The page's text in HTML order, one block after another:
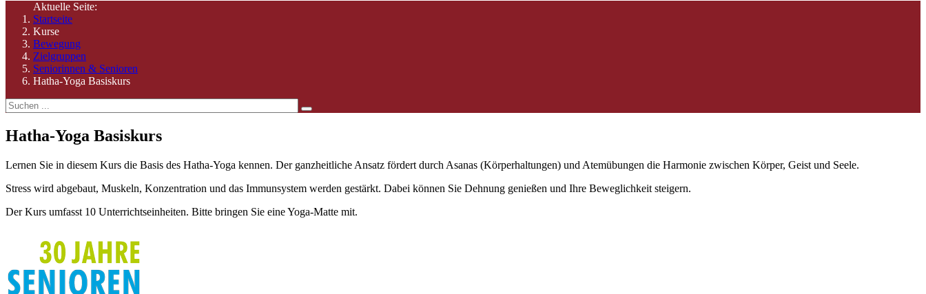
Aktuelle Seite:
Startseite
Kurse
Bewegung
Zielgruppen
Seniorinnen & Senioren
Hatha-Yoga Basiskurs
Hatha-Yoga Basiskurs
Lernen Sie in diesem Kurs die Basis des Hatha-Yoga kennen. Der ganzheitliche Ansatz fördert durch Asanas (Körperhaltungen) und Atemübungen die Harmonie zwischen Körper, Geist und Seele.
Stress wird abgebaut, Muskeln, Konzentration und das Immunsystem werden gestärkt. Dabei können Sie Dehnung genießen und Ihre Beweglichkeit steigern.
Der Kurs umfasst 10 Unterrichtseinheiten. Bitte bringen Sie eine Yoga-Matte mit.